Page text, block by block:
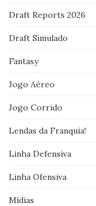
Draft Reports 2026
Draft Simulado
Fantasy
Jogo Aéreo
Jogo Corrido
Lendas da Franquia!
Linha Defensiva
Linha Ofensiva
Mídias